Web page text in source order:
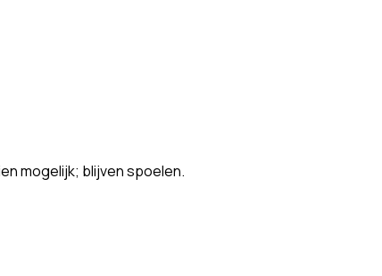
mogelijk; blijven spoelen.